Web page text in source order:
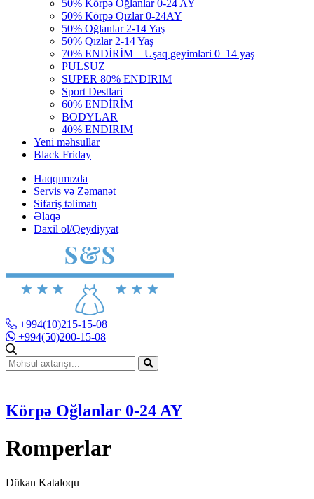
50% Körpə Oğlanlar 0-24 AY
50% Körpə Qızlar 0-24AY
50% Oğlanlar 2-14 Yaş
50% Qızlar 2-14 Yaş
70% ENDİRİM – Uşaq geyimləri 0–14 yaş
PULSUZ
SUPER 80% ENDIRIM
Sport Destlari
60% ENDİRİM
BODYLAR
40% ENDIRIM
Yeni məhsullar
Black Friday
Haqqımızda
Servis və Zəmanət
Sifariş təlimatı
Əlaqə
Daxil ol/Qeydiyyat
+994(10)215-15-08
+994(50)200-15-08
Körpə Oğlanlar 0-24 AY
Romperlar
Dükan Kataloqu